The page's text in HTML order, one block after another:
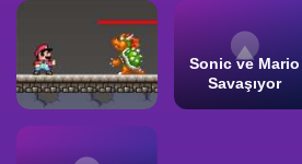
Sonic ve Mario
Savaşıyor